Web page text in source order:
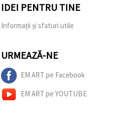
IDEI PENTRU TINE
Informații și sfaturi utile
URMEAZĂ-NE
EM ART pe Facebook
EM ART pe YOUTUBE